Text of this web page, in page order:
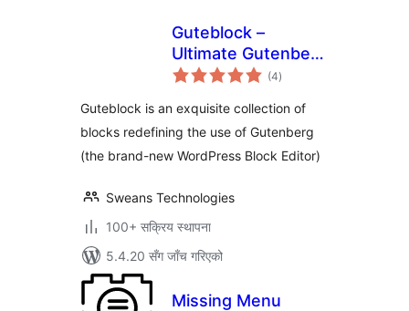
Guteblock –
Ultimate Gutenberg
Blocks Plugin
(4कुल
रेटिङ्गहरू
)
Guteblock is an exquisite collection of
blocks redefining the use of Gutenberg
(the brand-new WordPress Block Editor)
Sweans Technologies
100+ सक्रिय स्थापना
5.4.20 सँग जाँच गरिएको
Missing Menu